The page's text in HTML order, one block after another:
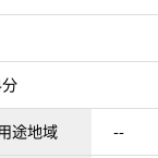
途地域 --